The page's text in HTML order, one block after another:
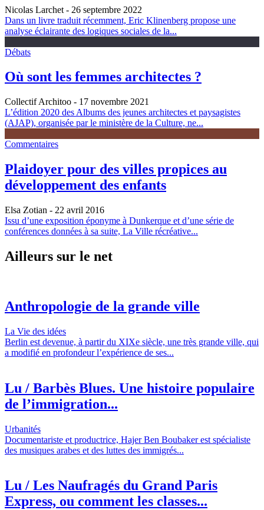
Nicolas Larchet - 26 septembre 2022
Dans un livre traduit récemment, Eric Klinenberg propose une
analyse éclairante des logiques sociales de la...
Débats
Où sont les femmes architectes ?
Collectif Architoo - 17 novembre 2021
L’édition 2020 des Albums des jeunes architectes et paysagistes
(AJAP), organisée par le ministère de la Culture, ne...
Commentaires
Plaidoyer pour des villes propices au
développement des enfants
Elsa Zotian - 22 avril 2016
Issu d’une exposition éponyme à Dunkerque et d’une série de
conférences données à sa suite, La Ville récréative...
Ailleurs sur le net
Anthropologie de la grande ville
La Vie des idées
Berlin est devenue, à partir du XIXe siècle, une très grande ville, qui
a modifié en profondeur l’expérience de ses...
Lu / Barbès Blues. Une histoire populaire
de l’immigration...
Urbanités
Documentariste et productrice, Hajer Ben Boubaker est spécialiste
des musiques arabes et des luttes des immigrés...
Lu / Les Naufragés du Grand Paris
Express, ou comment les classes...